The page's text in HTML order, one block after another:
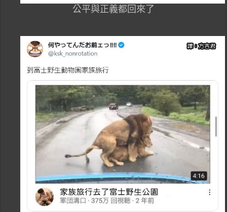
公平與正義都回來了